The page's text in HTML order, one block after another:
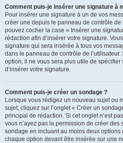
Comment puis-je insérer une signature à
Pour insérer une signature à un de vos
créer une depuis le panneau de contrôle de
pouvez cocher la case « Insérer une
rédaction afin d’insérer votre signature.
signature qui sera insérée à tous vos
dans le panneau de contrôle de
option, il ne vous sera plus utile de
d’insérer votre signature.
Comment puis-je créer un sondage ?
Lorsque vous rédigez un nouveau sujet ou
sujet, cliquez sur l’onglet « Créer un
principal de rédaction. Si cet onglet n’est
vous n’ayez pas la permission de créer des
sondage en incluant au moins deux options
chaque option devant être insérée sur une